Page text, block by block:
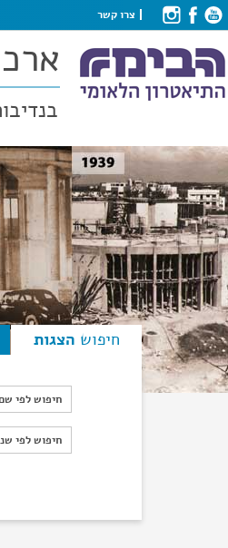
צרו קשר
חיפוש הצגות
חיפוש לפי
חיפוש לפי
חיפוש לפי